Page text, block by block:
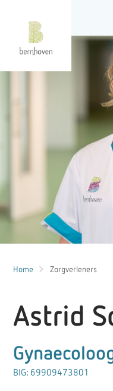
Home Zorgverleners
Astrid
BIG: 69909473801